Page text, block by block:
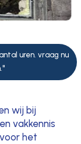
uren. vraag nu
wij bij
vakkennis
het